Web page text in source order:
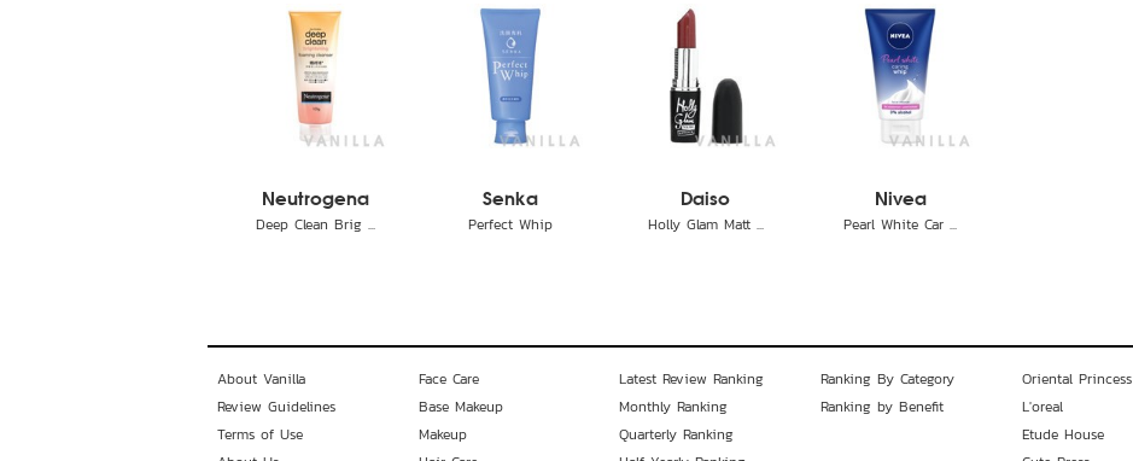
Neutrogena
Deep Clean Brig ...
Senka
Perfect Whip
Daiso
Holly Glam Matt ...
Nivea
Pearl White Car ...
About Vanilla
Review Guidelines
Terms of Use
Face Care
Base Makeup
Makeup
Latest Review Ranking
Monthly Ranking
Quarterly Ranking
Ranking By Category
Ranking by Benefit
Oriental Princess
L'oreal
Etude House